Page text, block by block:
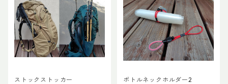
ストックストッカー ボトルネックホルダー2